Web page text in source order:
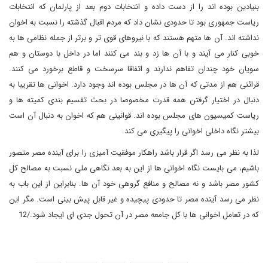
بنیادین بوده اند را از دست داده و انتخابات دوم بعد از پارلمان که انتخابات
ریاست جمهوری بود تا حدودی نشان داد که مردم اقبال گذشته را نسبت به اخوان
نداشته اند. آن ها متهم هستند که با نیروهای قوی تر و برتر از جمله نظامی ها به
خوبی کنار می آیند و با آن ها زد و بند می کنند اما در داخل با دوستان و هم
سویان خود چندان تفاهم ندارند و اتفاقا سرسخت و قاطع برخورد می کنند.
قرائنی هم از مدتی که آن ها در مجلس بوده اند وجود دارد. اخوانی ها تقریبا به
دنبال در اختیار گرفتن همه قدرت مخصوصا در بحث تقسیم بندی کمیته ها و
ریاست کمیسیون های مجلس بوده اند. قوانینی هم که اخوان به دنبال آن است
بیشتر نگاه داخلی اخوانی را پیگیری می کند.
لذا به نظر می رسد اگر قرار باشد راهکار موفقیت آمیزی را برای آینده مصر متصور
باشیم، می بایست نگاه اخوانی ها از این به بعد نگاهی ملی نسبت به مصالح کل
کشور مصر باشد و نه مصالح و منافع گروهی خود آن ها. بنابراین از این باب به
نظر می رسد آینده مصر تا حدودی پیچیده و غیر قابل پیش بینی است. مگر این
که در تعامل اخوانی ها با کل جامعه مصر در آن تحول جدی ای ایجاد شود./12